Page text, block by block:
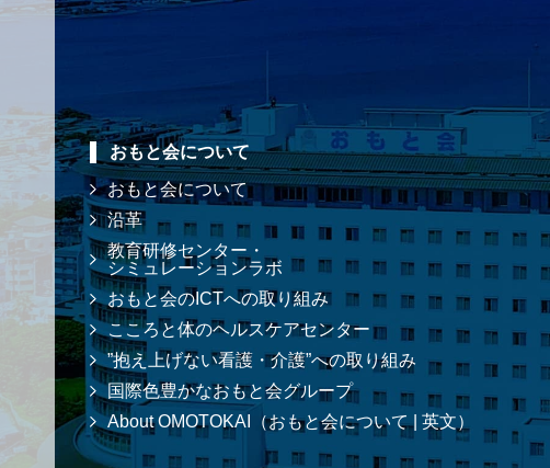
おもと会について
おもと会について
沿革
教育研修センター・
シミュレーションラボ
おもと会のICTへの取り組み
こころと体のヘルスケアセンター
”抱え上げない看護・介護”への取り組み
国際色豊かなおもと会グループ
About OMOTOKAI（おもと会について | 英文）